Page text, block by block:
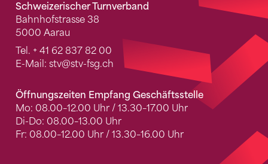
Schweizerischer Turnverband
Bahnhofstrasse 38
5000 Aarau
Tel. + 41 62 837 82 00
E-Mail: stv@stv-fsg.ch
Öffnungszeiten Empfang Geschäftsstelle
Mo: 08.00–12.00 Uhr / 13.30–17.00 Uhr
Di-Do: 08.00–13.00 Uhr
Fr: 08.00–12.00 Uhr / 13.30–16.00 Uhr